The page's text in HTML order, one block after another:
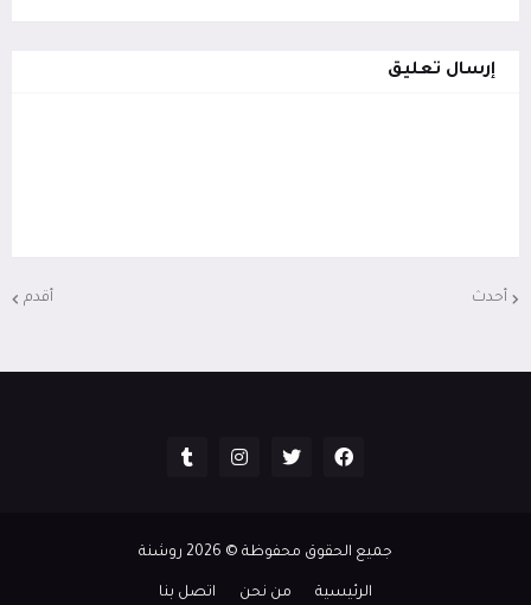
إرسال تعليق
أحدث أقدم
جميع الحقوق محفوظة © 2026 روشنة
الرئيسية من نحن اتصل بنا